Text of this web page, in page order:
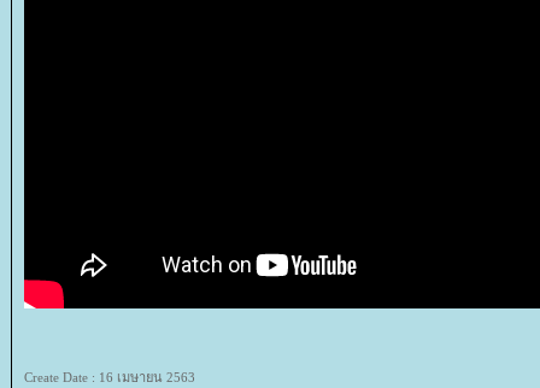
Create Date : 16 เมษายน 2563